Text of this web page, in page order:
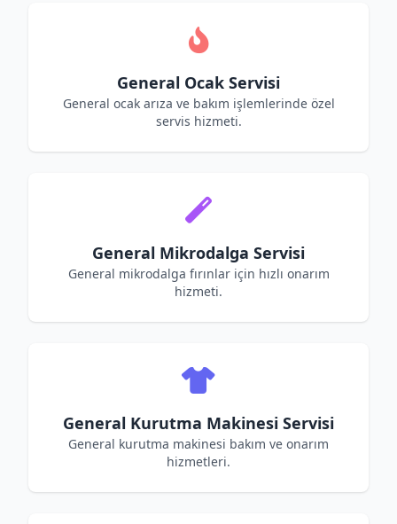
General Ocak Servisi
General ocak arıza ve bakım işlemlerinde özel
servis hizmeti.
General Mikrodalga Servisi
General mikrodalga fırınlar için hızlı onarım
hizmeti.
General Kurutma Makinesi Servisi
General kurutma makinesi bakım ve onarım
hizmetleri.